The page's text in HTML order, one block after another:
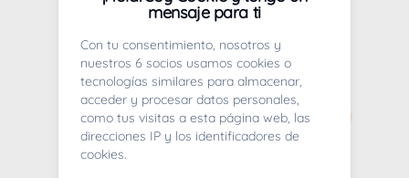
mensaje para ti
Con tu consentimiento, nosotros y
nuestros 6 socios usamos cookies o
tecnologías similares para almacenar,
acceder y procesar datos personales,
como tus visitas a esta página web, las
direcciones IP y los identificadores de
cookies.